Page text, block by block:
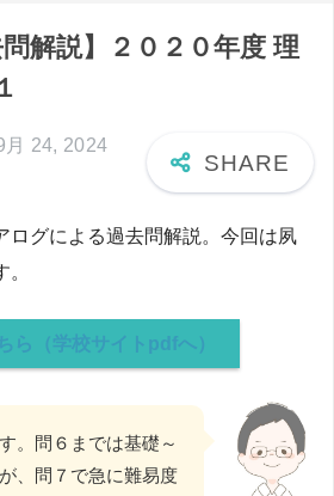
問解説】２０２０年度 理
月 24, 2024
ログによる過去問解説。今回は夙
ら（学校サイトpdfへ）
。問６までは基礎～
、問７で急に難易度